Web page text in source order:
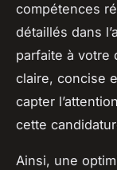
compétences
détaillés dans
parfaite à votre
claire, concise
capter
cette
Ainsi, une